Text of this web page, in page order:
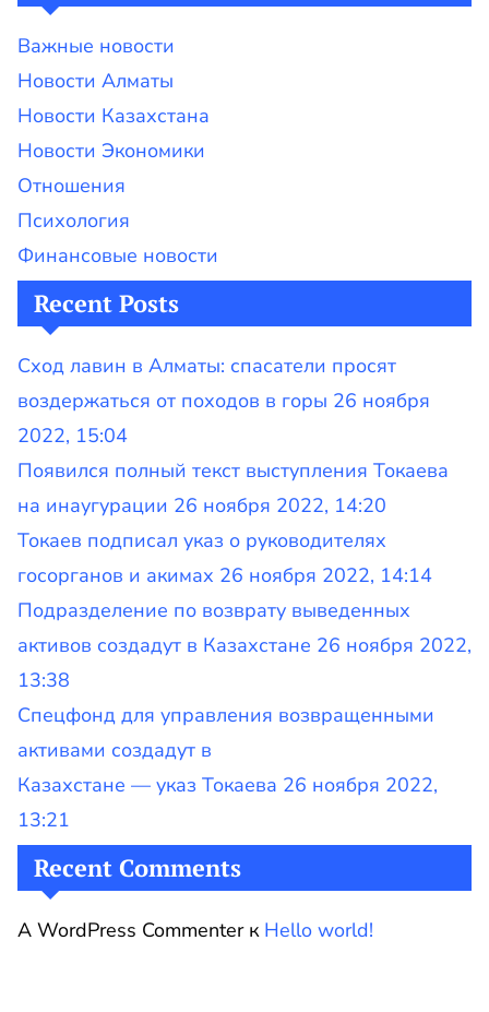
Важные новости
Новости Алматы
Новости Казахстана
Новости Экономики
Отношения
Психология
Финансовые новости
Recent Posts
Сход лавин в Алматы: спасатели просят
воздержаться от походов в горы 26 ноября
2022, 15:04
Появился полный текст выступления Токаева
на инаугурации 26 ноября 2022, 14:20
Токаев подписал указ о руководителях
госорганов и акимах 26 ноября 2022, 14:14
Подразделение по возврату выведенных
активов создадут в Казахстане 26 ноября 2022,
13:38
Спецфонд для управления возвращенными
активами создадут в
Казахстане — указ Токаева 26 ноября 2022,
13:21
Recent Comments
A WordPress Commenterк Hello world!